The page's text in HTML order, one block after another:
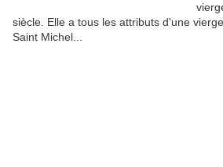
siècle. Elle a tous les attributs d'une
Saint Michel...